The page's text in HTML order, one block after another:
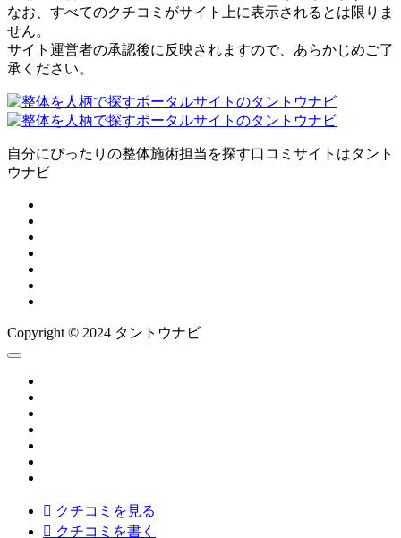
なお、すべてのクチコミがサイト上に表示されるとは限りま
せん。
サイト運営者の承認後に反映されますので、あらかじめご了
承ください。
自分にぴったりの整体施術担当を探す口コミサイトはタント
ウナビ
Copyright © 2024 タントウナビ
 クチコミを見る
 クチコミを書く